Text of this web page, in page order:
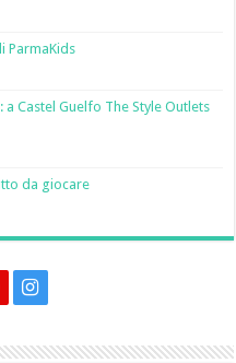
ParmaKids
Castel Guelfo The Style Outlets
da giocare